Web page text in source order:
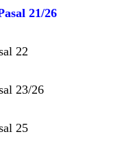
21/26
22
23/26
25